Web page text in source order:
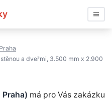
Praha
a dveřmi, 3.500 mm x 2.900
Praha) má pro Vás zakázku